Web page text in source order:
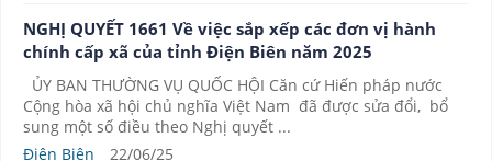
NGHỊ QUYẾT 1661 Về việc sắp xếp các đơn vị hành
chính cấp xã của tỉnh Điện Biên năm 2025
ỦY BAN THƯỜNG VỤ QUỐC HỘI Căn cứ Hiến pháp nước
Cộng hòa xã hội chủ nghĩa Việt Nam đã được sửa đổi, bổ
sung một số điều theo Nghị quyết ...
Điện Biên
22/06/25